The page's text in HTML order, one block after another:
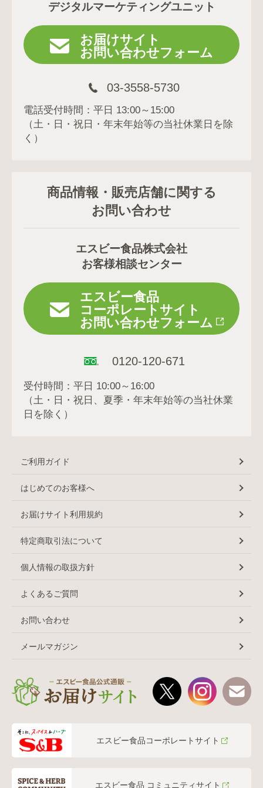
デジタルマーケティングユニット
お届けサイト
お問い合わせフォーム
03-3558-5730
電話受付時間：平日 13:00～15:00
（土・日・祝日・年末年始等の当社休業日を除
く）
商品情報・販売店舗に関する
お問い合わせ
エスビー食品株式会社
お客様相談センター
エスビー食品
コーポレートサイト
お問い合わせフォーム
0120-120-671
受付時間：平日 10:00～16:00
（土・日・祝日、夏季・年末年始等の当社休業
日を除く）
ご利用ガイド
はじめてのお客様へ
お届けサイト利用規約
特定商取引法について
個人情報の取扱方針
よくあるご質問
お問い合わせ
メールマガジン
エスビー食品コーポレートサイト
エスビー食品 コミュニティサイト